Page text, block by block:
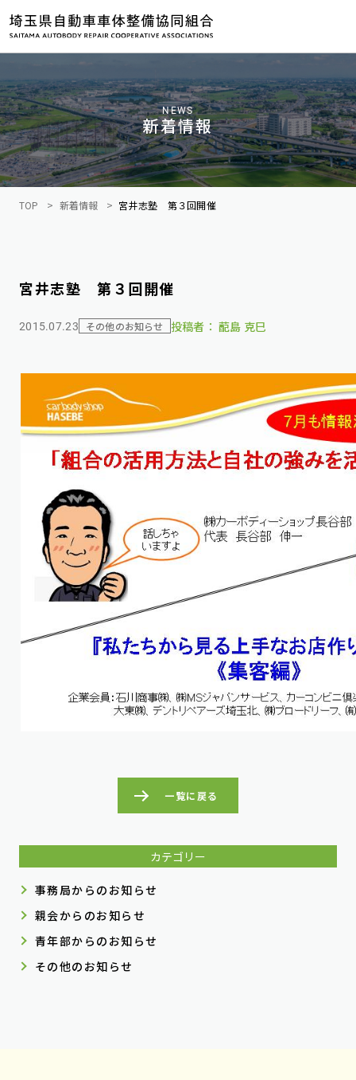
NEWS
新着情報
TOP 新着情報 宮井志塾 第３回開催
宮井志塾 第３回開催
2015.07.23 その他のお知らせ 投稿者： 蓜島 克巳
一覧に戻る
カテゴリー
事務局からのお知らせ
親会からのお知らせ
青年部からのお知らせ
その他のお知らせ